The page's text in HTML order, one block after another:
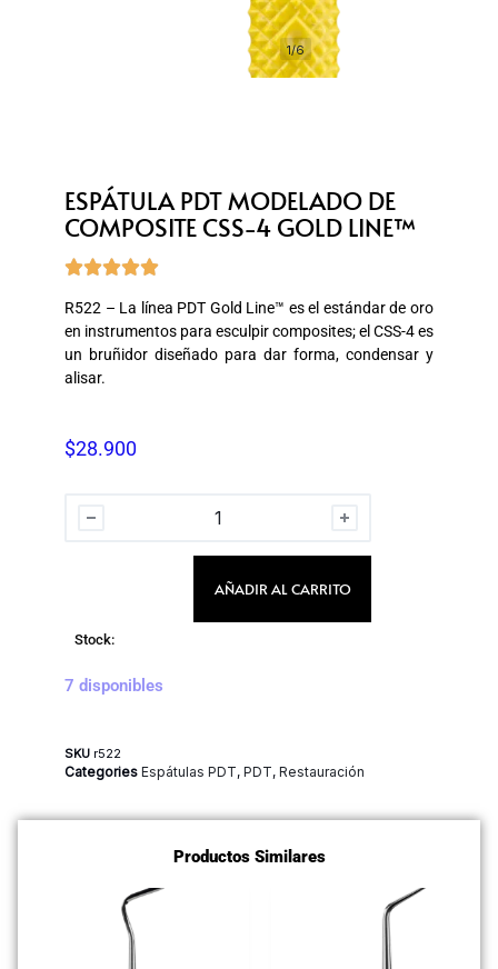
1/6
ESPÁTULA PDT MODELADO DE
COMPOSITE CSS-4 GOLD LINE™

R522 – La línea PDT Gold Line™ es el estándar de oro
en instrumentos para esculpir composites; el CSS-4 es
un bruñidor diseñado para dar forma, condensar y
alisar.
$28.900
AÑADIR AL CARRITO
Stock:
7 disponibles
SKU r522
Categories Espátulas PDT, PDT, Restauración
Productos Similares